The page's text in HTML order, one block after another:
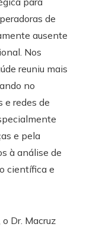
de
ausente
Nos
reuniu mais
no
e redes de
e pela
à análise de
científica e
Dr. Macruz